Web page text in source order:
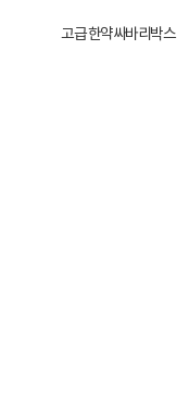
고급 한약싸바리박스